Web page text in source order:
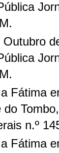
Fátima
n.º
Fátima